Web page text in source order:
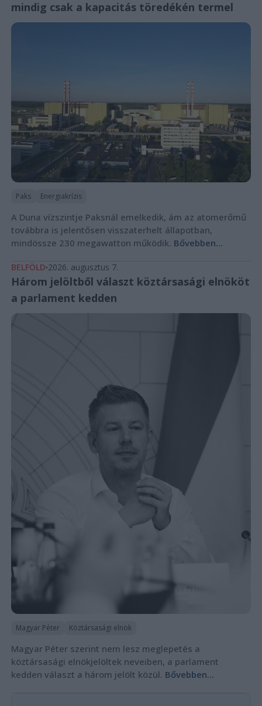
mindig csak a kapacitás töredékén termel
Paks Energiakrízis
A Duna vízszintje Paksnál emelkedik, ám az atomerőmű
továbbra is jelentősen visszaterhelt állapotban,
mindössze 230 megawatton működik. Bővebben...
BELFÖLD 2026. augusztus 7.
Három jelöltből választ köztársasági elnököt
a parlament kedden
Magyar Péter Köztársasági elnök
Magyar Péter szerint nem lesz meglepetés a
köztársasági elnökjelöltek neveiben, a parlament
kedden választ a három jelölt közül. Bővebben...